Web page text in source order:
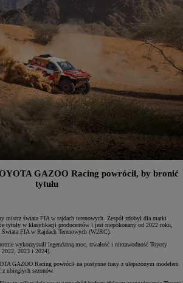
GAZOO Racing powrócił, by bronić
tytułu
mistrz świata FIA w rajdach terenowych. Zespół zdobył dla marki
tytuły w klasyfikacji producentów i jest niepokonany od 2022 roku,
FIA w Rajdach Terenowych (W2RC).
wykorzystali legendarną moc, trwałość i niezawodność Toyoty
2023 i 2024).
GAZOO Racing powrócił na pustynne trasy z ulepszonym modelem
ubiegłych sezonów.